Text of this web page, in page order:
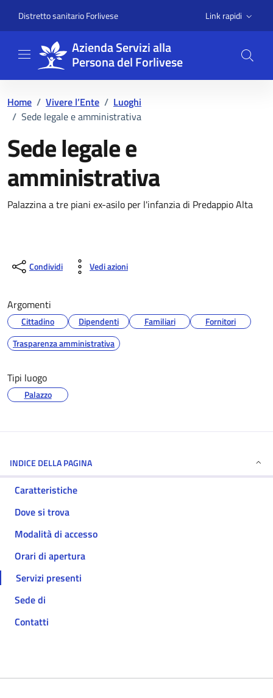
Distretto sanitario Forlivese Link rapidi
Azienda Servizi alla
Persona del Forlivese
Home / Vivere l’Ente / Luoghi
/ Sede legale e amministrativa
Sede legale e
amministrativa
Dettagli del luogo
Palazzina a tre piani ex-asilo per l'infanzia di Predappio Alta
Condividi Vedi azioni
Argomenti
Cittadino Dipendenti Familiari
Fornitori
Trasparenza amministrativa
Tipi luogo
Palazzo
INDICE DELLA PAGINA
Caratteristiche
Dove si trova
Modalità di accesso
Orari di apertura
Servizi presenti
Sede di
Contatti